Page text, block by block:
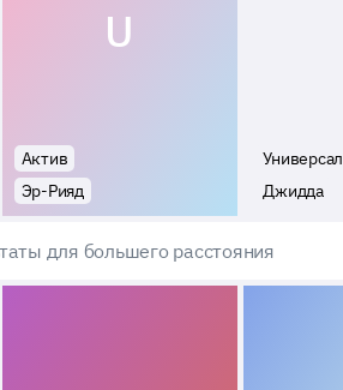
U
Актив
Эр-Рияд
Универсал
Джидда
для большего расстояния